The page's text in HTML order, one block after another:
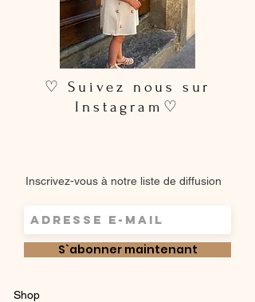
♡ Suivez nous sur
Instagram♡
Inscrivez-vous à notre liste de diffusion
S`abonner maintenant
Shop